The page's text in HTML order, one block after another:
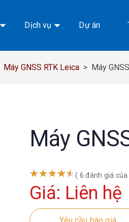
Dịch vụ Dự án
Máy GNSS RTK Leica > Máy
Máy
( 6 đánh giá
Giá: Liên hệ